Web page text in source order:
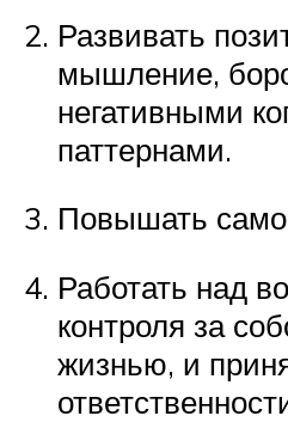
Развивать
мышление,
негативными
паттернами.
Повышать
Работать над
контроля за
жизнью, и